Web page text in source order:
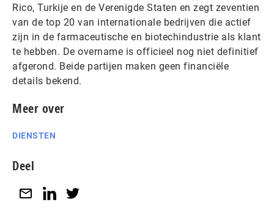
Rico, Turkije en de Verenigde Staten en zegt zeventien
van de top 20 van internationale bedrijven die actief
zijn in de farmaceutische en biotechindustrie als klant
te hebben. De overname is officieel nog niet definitief
afgerond. Beide partijen maken geen financiële
details bekend.
Meer over
DIENSTEN
Deel